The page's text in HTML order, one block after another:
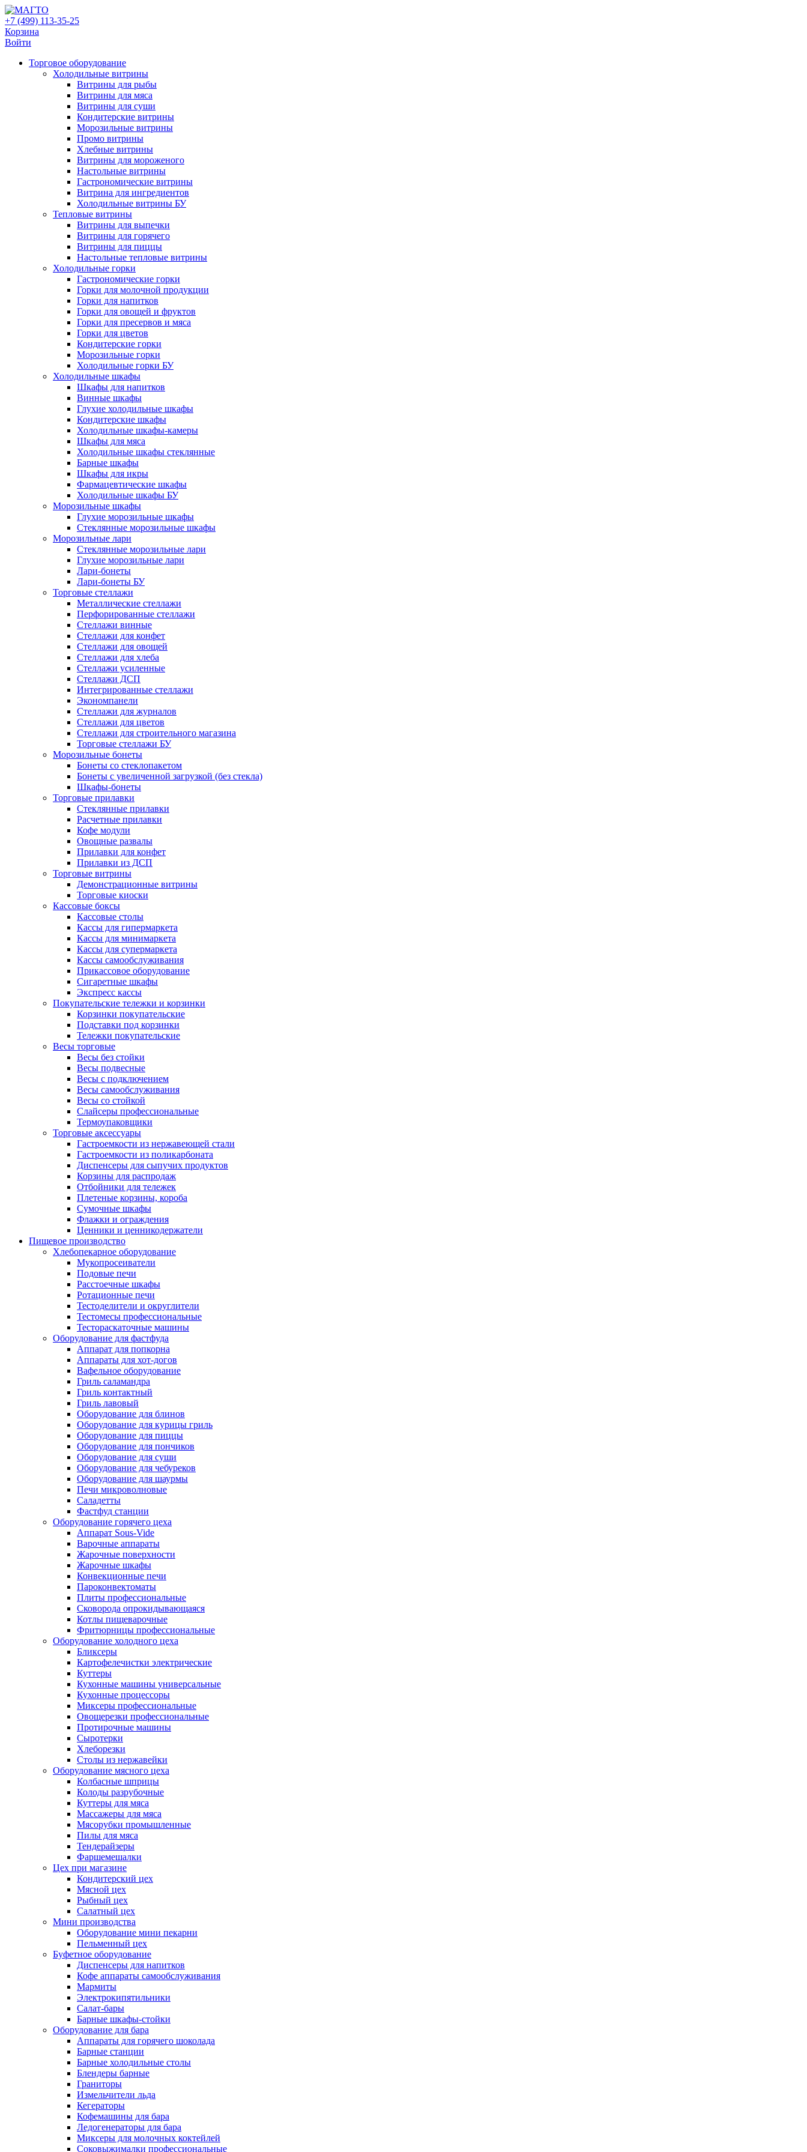
+7 (499) 113-35-25
Корзина
Войти
Свернуть/
развернуть
Торговое оборудованиe
Холодильные витрины
Витрины для рыбы
Витрины для мяса
Витрины для суши
Кондитерские витрины
Морозильные витрины
Промо витрины
Хлебные витрины
Витрины для мороженого
Настольные витрины
Гастрономические витрины
Витрина для ингредиентов
Холодильные витрины БУ
Тепловые витрины
Витрины для выпечки
Витрины для горячего
Витрины для пиццы
Настольные тепловые витрины
Холодильные горки
Гастрономические горки
Горки для молочной продукции
Горки для напитков
Горки для овощей и фруктов
Горки для пресервов и мяса
Горки для цветов
Кондитерские горки
Морозильные горки
Холодильные горки БУ
Холодильные шкафы
Шкафы для напитков
Винные шкафы
Глухие холодильные шкафы
Кондитерские шкафы
Холодильные шкафы-камеры
Шкафы для мяса
Холодильные шкафы стеклянные
Барные шкафы
Шкафы для икры
Фармацевтические шкафы
Холодильные шкафы БУ
Морозильные шкафы
Глухие морозильные шкафы
Стеклянные морозильные шкафы
Морозильные лари
Стеклянные морозильные лари
Глухие морозильные лари
Лари-бонеты
Лари-бонеты БУ
Торговые стеллажи
Металлические стеллажи
Перфорированные стеллажи
Стеллажи винные
Стеллажи для конфет
Стеллажи для овощей
Стеллажи для хлеба
Стеллажи усиленные
Стеллажи ДСП
Интегрированные стеллажи
Экономпанели
Стеллажи для журналов
Стеллажи для цветов
Стеллажи для строительного магазина
Торговые стеллажи БУ
Морозильные бонеты
Бонеты со стеклопакетом
Бонеты с увеличенной загрузкой (без стекла)
Шкафы-бонеты
Торговые прилавки
Стеклянные прилавки
Расчетные прилавки
Кофе модули
Овощные развалы
Прилавки для конфет
Прилавки из ДСП
Торговые витрины
Демонстрационные витрины
Торговые киоски
Кассовые боксы
Кассовые столы
Кассы для гипермаркета
Кассы для минимаркета
Кассы для супермаркета
Кассы самообслуживания
Прикассовое оборудование
Сигаретные шкафы
Экспресс кассы
Покупательские тележки и корзинки
Корзинки покупательские
Подставки под корзинки
Тележки покупательские
Весы торговые
Весы без стойки
Весы подвесные
Весы с подключением
Весы самообслуживания
Весы со стойкой
Слайсеры профессиональные
Термоупаковщики
Торговые аксессуары
Гастроемкости из нержавеющей стали
Гастроемкости из поликарбоната
Диспенсеры для сыпучих продуктов
Корзины для распродаж
Отбойники для тележек
Плетеные корзины, короба
Сумочные шкафы
Флажки и ограждения
Ценники и ценникодержатели
Пищевое производство
Хлебопекарное оборудование
Мукопросеиватели
Подовые печи
Расстоечные шкафы
Ротационные печи
Тестоделители и округлители
Тестомесы профессиональные
Тестораскаточные машины
Оборудование для фастфуда
Аппарат для попкорна
Аппараты для хот-догов
Вафельное оборудование
Гриль саламандра
Гриль контактный
Гриль лавовый
Оборудование для блинов
Оборудование для курицы гриль
Оборудование для пиццы
Оборудование для пончиков
Оборудование для суши
Оборудование для чебуреков
Оборудование для шаурмы
Печи микроволновые
Саладетты
Фастфуд станции
Оборудование горячего цеха
Аппарат Sous-Vide
Варочные аппараты
Жарочные поверхности
Жарочные шкафы
Конвекционные печи
Пароконвектоматы
Плиты профессиональные
Сковорода опрокидывающаяся
Котлы пищеварочные
Фритюрницы профессиональные
Оборудование холодного цеха
Бликсеры
Картофелечистки электрические
Куттеры
Кухонные машины универсальные
Кухонные процессоры
Миксеры профессиональные
Овощерезки профессиональные
Протирочные машины
Сыротерки
Хлеборезки
Столы из нержавейки
Оборудование мясного цеха
Колбасные шприцы
Колоды разрубочные
Куттеры для мяса
Массажеры для мяса
Мясорубки промышленные
Пилы для мяса
Тендерайзеры
Фаршемешалки
Цех при магазине
Кондитерский цех
Мясной цех
Рыбный цех
Салатный цех
Мини производства
Оборудование мини пекарни
Пельменный цех
Буфетное оборудование
Диспенсеры для напитков
Кофе аппараты самообслуживания
Мармиты
Электрокипятильники
Cалат-бары
Барные шкафы-стойки
Оборудование для бара
Аппараты для горячего шоколада
Барные станции
Барные холодильные столы
Блендеры барные
Граниторы
Измельчители льда
Кегераторы
Кофемашины для бара
Ледогенераторы для бара
Миксеры для молочных коктейлей
Соковыжималки профессиональные